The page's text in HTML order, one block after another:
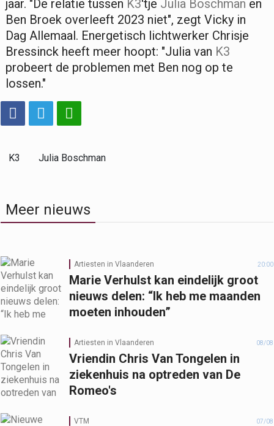
jaar. "De relatie tussen K3'tje Julia Boschman en
Ben Broek overleeft 2023 niet", zegt Vicky in
Dag Allemaal. Energetisch lichtwerker Chrisje
Bressinck heeft meer hoopt: "Julia van K3
probeert de problemen met Ben nog op te
lossen."
K3 Julia Boschman
Meer nieuws
Artiesten in Vlaanderen 20:00
Marie Verhulst kan eindelijk groot
nieuws delen: “Ik heb me maanden
moeten inhouden”
Artiesten in Vlaanderen 08/08
Vriendin Chris Van Tongelen in
ziekenhuis na optreden van De
Romeo's
VTM 07/08